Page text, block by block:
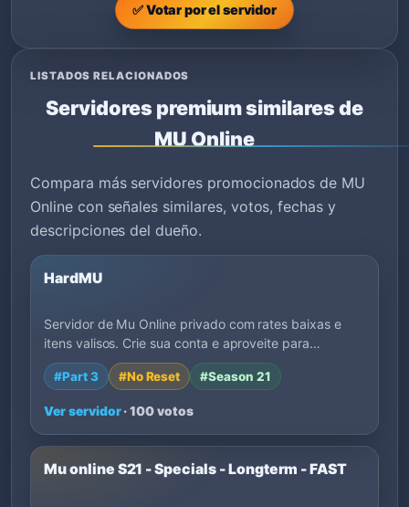
✅ Votar por el servidor
LISTADOS RELACIONADOS
Servidores premium similares de
MU Online
Compara más servidores promocionados de MU
Online con señales similares, votos, fechas y
descripciones del dueño.
HardMU
Servidor de Mu Online privado com rates baixas e
itens valisos. Crie sua conta e aproveite para…
#Part 3 #No Reset #Season 21
Ver servidor· 100 votos
Mu online S21 - Specials - Longterm - FAST